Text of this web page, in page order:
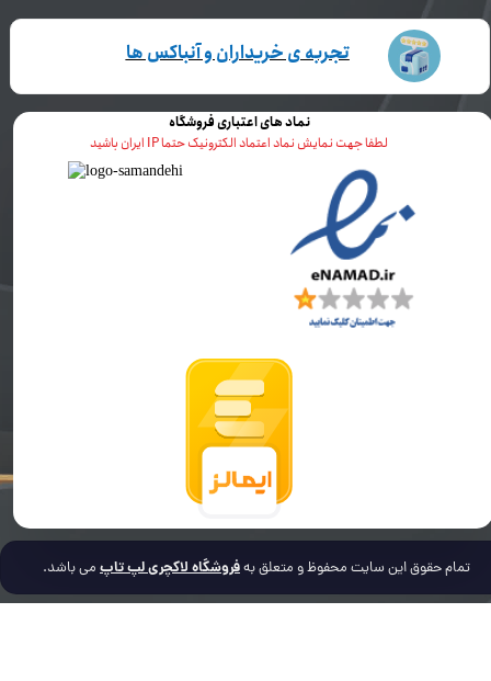
تمام حقوق این سایت محفوظ و متعلق بهفروشگاه لاکچری لپ تاپ می باشد.
نماد های اعتباری فروشگاه
لطفا جهت نمایش نماد اعتماد الکترونیک حتما IP ایران باشید
تجربه ی خریداران و آنباکس ها